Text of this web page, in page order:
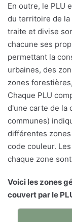
En outre, le PLU
du territoire de la
traite et divise
chacune ses
permettant la
urbaines, des
zones
Chaque PLU
d'une carte de la
communes)
différentes zones
code couleur.
chaque zone
Voici les zones
couvert par le